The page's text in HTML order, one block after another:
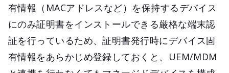
有情報（MACアドレスなど）を保持するデバイス
にのみ証明書をインストールできる厳格な端末認
証を行っているため、証明書発行時にデバイス固
有情報をあらかじめ登録しておくと、UEM/MDM